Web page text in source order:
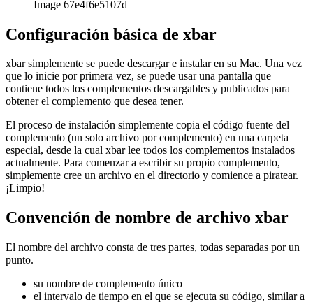
Image 67e4f6e5107d
Configuración básica de xbar
xbar simplemente se puede descargar e instalar en su Mac. Una vez
que lo inicie por primera vez, se puede usar una pantalla que
contiene todos los complementos descargables y publicados para
obtener el complemento que desea tener.
El proceso de instalación simplemente copia el código fuente del
especial, desde la cual xbar lee todos los complementos instalados
actualmente. Para comenzar a escribir su propio complemento,
¡Limpio!
Convención de nombre de archivo xbar